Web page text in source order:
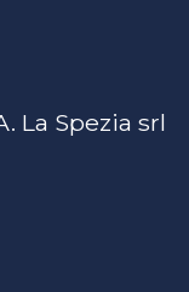
La Spezia srl